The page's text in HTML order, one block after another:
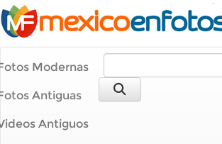
Mi
Modernas
Antiguas
Antiguos